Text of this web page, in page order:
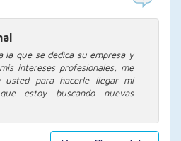
la que se dedica su empresa y
intereses profesionales, me
usted para hacerle llegar mi
estoy buscando nuevas